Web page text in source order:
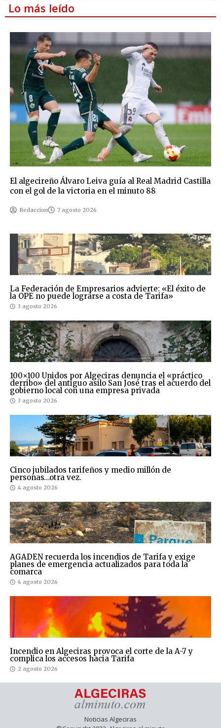
Lo más leído
El algecireño Álvaro Leiva guía al Real Madrid Castilla
con el gol de la victoria en el minuto 88
Redaccion 7 agosto 2026
La Federación de Empresarios advierte: «El éxito de
la OPE no puede lograrse a costa de Tarifa»
3 agosto 2026
100×100 Unidos por Algeciras denuncia el «práctico
derribo» del antiguo asilo San José tras el acuerdo del
gobierno local con una empresa privada
3 agosto 2026
Cinco jubilados tarifeños y medio millón de
personas…otra vez.
4 agosto 2026
AGADEN recuerda los incendios de Tarifa y exige
planes de emergencia actualizados para toda la
comarca
4 agosto 2026
Incendio en Algeciras provoca el corte de la A-7 y
complica los accesos hacia Tarifa
2 agosto 2026
Noticias Algeciras